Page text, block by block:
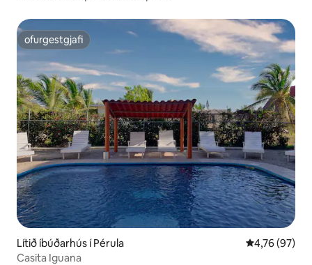
ofurgestgjafi
ofurgestgjafi
Lítið íbúðarhús í Pérula 4,76 af 5 í
4,76 (97)
Casita Iguana